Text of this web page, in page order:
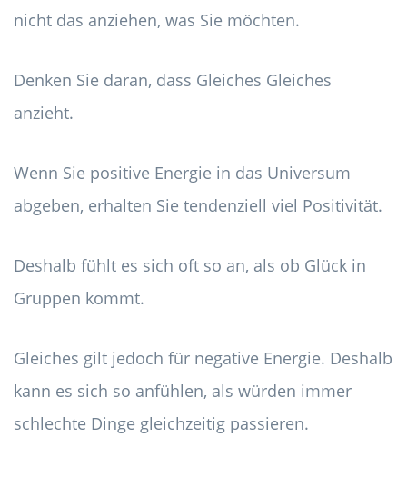
nicht das anziehen, was Sie möchten.
Denken Sie daran, dass Gleiches Gleiches
anzieht.
Wenn Sie positive Energie in das Universum
abgeben, erhalten Sie tendenziell viel Positivität.
Deshalb fühlt es sich oft so an, als ob Glück in
Gruppen kommt.
Gleiches gilt jedoch für negative Energie. Deshalb
kann es sich so anfühlen, als würden immer
schlechte Dinge gleichzeitig passieren.